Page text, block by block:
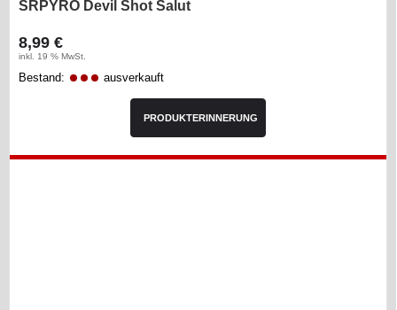
SRPYRO Devil Shot Salut
8,99 €
inkl. 19 % MwSt.
Bestand: ausverkauft
PRODUKTERINNERUNG